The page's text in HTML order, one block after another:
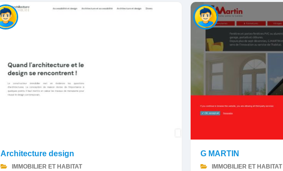
Architecture design
IMMOBILIER ET HABITAT
G MARTIN
IMMOBILIER ET HABITAT